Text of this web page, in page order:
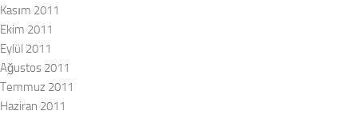
Kasım 2011
Ekim 2011
Eylül 2011
Ağustos 2011
Temmuz 2011
Haziran 2011